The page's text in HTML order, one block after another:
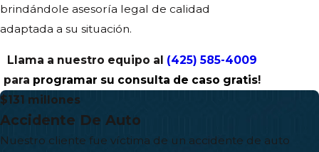
brindándole asesoría legal de calidad
adaptada a su situación.
Llama a nuestro equipo al (425) 585-4009
para programar su consulta de caso gratis!
$131 millones
Accidente De Auto
Nuestro cliente fue víctima de un accidente de auto